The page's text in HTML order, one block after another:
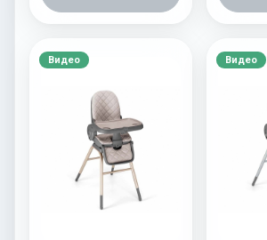
Видео Видео